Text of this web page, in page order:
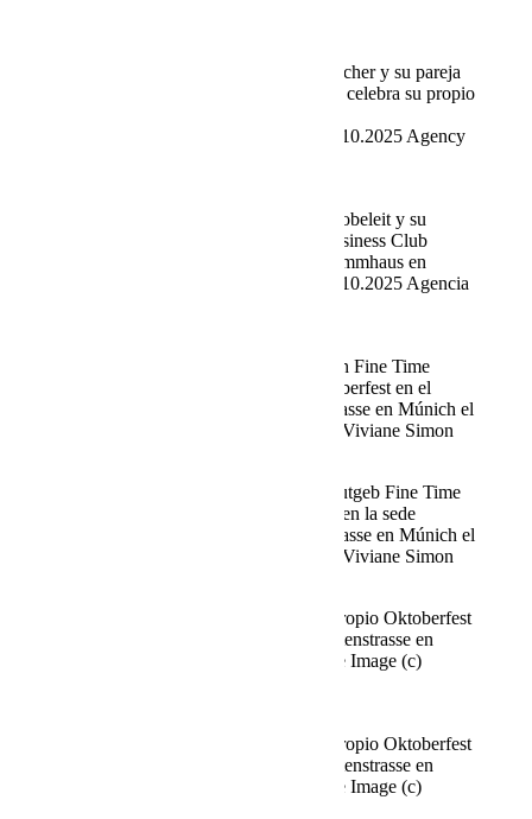
Axel Kahn y la Sra. Sarah, Stefan Blöcher y su pareja
Anna Posch Fine Time Business Club celebra su propio
Prinzregentenstrasse en Múnich el 02.10.2025 Agency
Axel Kahn y la Sra. Sarah, Norbert Dobeleit y su
amiga Viktoria Leutgeb Fine Time Business Club
celebra su Oktoberfest en el Käfer Stammhaus en
Prinzregentenstrasse en Múnich el 02.10.2025 Agencia
Stefan Blöcher y su pareja Anna Posch Fine Time
Business Club celebra su propio Oktoberfest en el
Käfer Stammhaus en Prinzregentenstrasse en Múnich el
02/10/2025 Agency People Image (c) Viviane Simon
Norbert Dobeleit y amiga Viktoria Leutgeb Fine Time
Business Club celebra su Oktoberfest en la sede
principal de Käfer en Prinzregentenstrasse en Múnich el
02.10.2025 Agency People Image (c) Viviane Simon
Fine Time Business Club celebra su propio Oktoberfest
en el Käfer Stammhaus en Prinzregentenstrasse en
Múnich el 02.10.2025 Agencia People Image (c)
Fine Time Business Club celebra su propio Oktoberfest
en el Käfer Stammhaus en Prinzregentenstrasse en
Múnich el 02.10.2025 Agencia People Image (c)